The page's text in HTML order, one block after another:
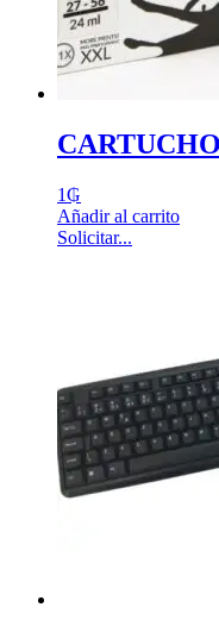
1₲
Añadir al carrito
Solicitar...